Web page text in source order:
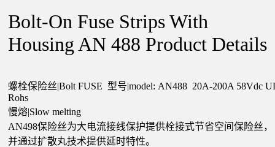
Bolt-On Fuse Strips With
Housing AN 488 Product Details
螺栓保险丝|Bolt FUSE 型号|model: AN488 20A-200A 58Vdc
Rohs
慢熔|Slow melting
AN498保险丝为大电流接线保护提供栓接式节省空间保险丝，
并通过扩散丸技术提供延时特性。